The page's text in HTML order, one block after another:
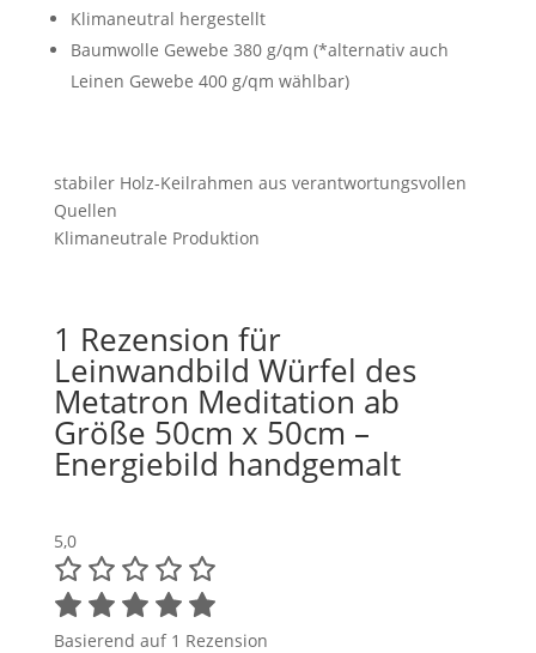
Klimaneutral hergestellt
Baumwolle Gewebe 380 g/qm (*alternativ auch
Leinen Gewebe 400 g/qm wählbar)
stabiler Holz-Keilrahmen aus verantwortungsvollen
Quellen
Klimaneutrale Produktion
1 Rezension für
Leinwandbild Würfel des
Metatron Meditation ab
Größe 50cm x 50cm –
Energiebild handgemalt
5,0
Basierend auf 1 Rezension